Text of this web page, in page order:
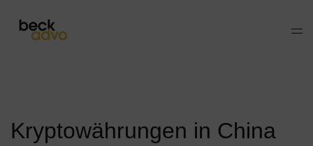
Inhalt
Kryptowährungen in China